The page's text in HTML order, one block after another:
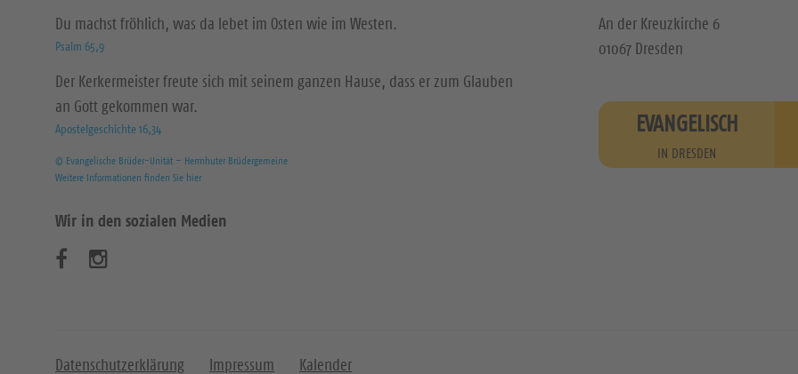
Du machst fröhlich, was da lebet im Osten wie im Westen.
Psalm 65,9
Der Kerkermeister freute sich mit seinem ganzen Hause, dass er zum Glauben
an Gott gekommen war.
Apostelgeschichte 16,34
© Evangelische Brüder-Unität – Herrnhuter Brüdergemeine
Weitere Informationen finden Sie hier
Wir in den sozialen Medien
u
u
An der Kreuzkirche 6
01067 Dresden
EVANGELISCH
IN DRESDEN
Datenschutzerklärung Impressum Kalender